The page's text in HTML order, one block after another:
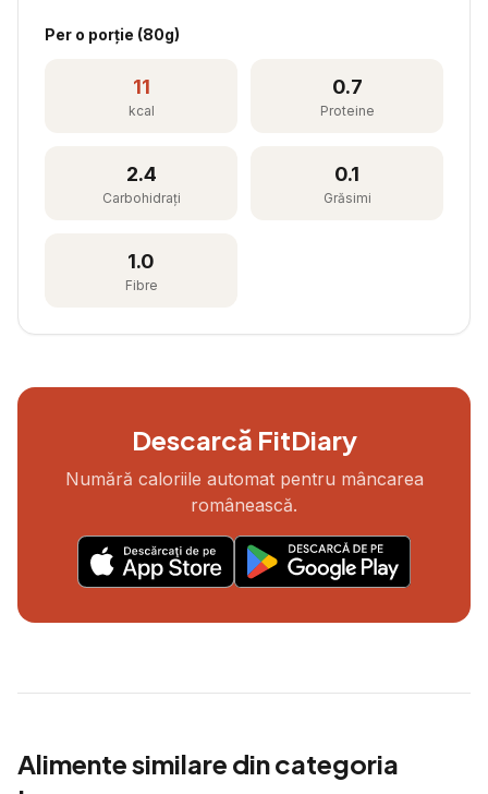
Per o porție (80g)
11
kcal
0.7
Proteine
2.4
Carbohidrați
0.1
Grăsimi
1.0
Fibre
Descarcă FitDiary
Numără caloriile automat pentru mâncarea
românească.
Alimente similare din categoria